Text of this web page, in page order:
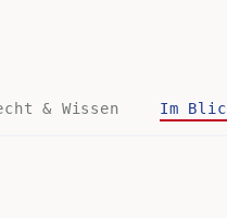
& Wissen Im